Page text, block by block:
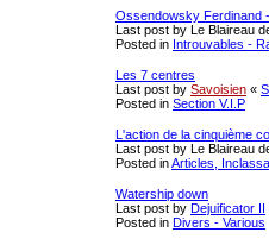
Ossendowsky Ferdinand
Last post by
Le Blaireau
Posted in Introuvables -
Les 7 centres
Last post by Savoisien «
Posted in Section V.I.P
L'action de la cinquième
Last post by
Le Blaireau
Posted inArticles,
Watership down
Last post by Dejuificator II
Posted in Divers - Various